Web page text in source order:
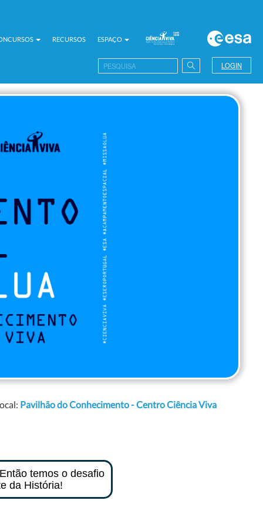
RECURSOS ESPAÇO
LOGIN
Pavilhão do Conhecimento - Centro Ciência Viva
temos o desafio
da História!